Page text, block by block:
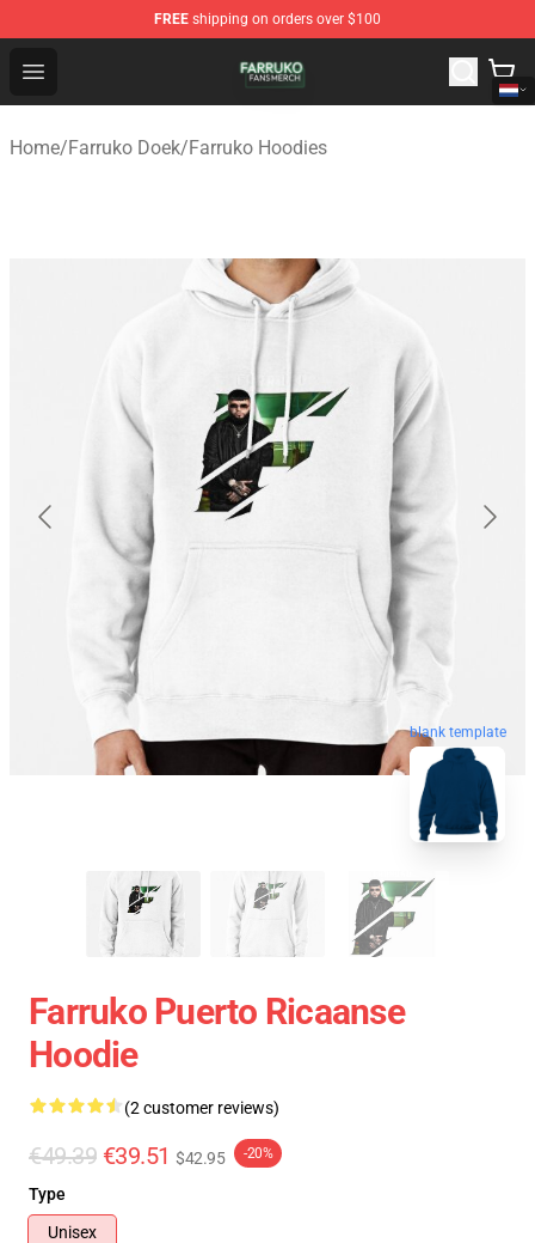
FREE shipping on orders over $100
Open menu
Farruko Shop - Official Farruko Merchandise Store
Home/Farruko Doek/Farruko Hoodies
blank template
Farruko Puerto Ricaanse
Hoodie
(2 customer reviews)
€49.39 €39.51 $42.95 -20%
Type
Unisex